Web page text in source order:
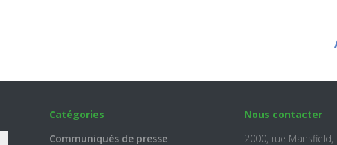
Catégories
Communiqués de presse
Nous contacter
2000, rue